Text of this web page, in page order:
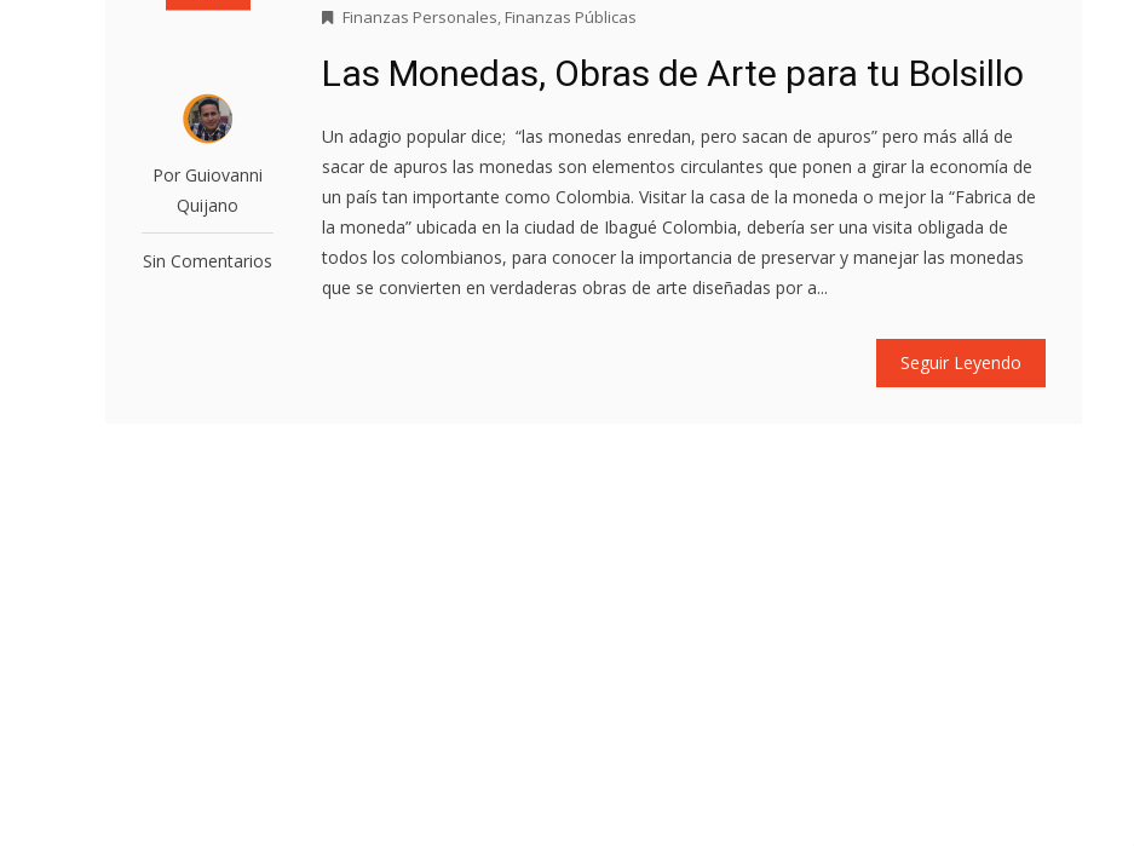
Por Guiovanni
Quijano
Sin Comentarios
Finanzas Personales, Finanzas Públicas
Las Monedas, Obras de Arte para tu Bolsillo
Un adagio popular dice; “las monedas enredan, pero sacan de apuros” pero más allá de
sacar de apuros las monedas son elementos circulantes que ponen a girar la economía de
un país tan importante como Colombia. Visitar la casa de la moneda o mejor la “Fabrica de
la moneda” ubicada en la ciudad de Ibagué Colombia, debería ser una visita obligada de
todos los colombianos, para conocer la importancia de preservar y manejar las monedas
que se convierten en verdaderas obras de arte diseñadas por a...
Seguir Leyendo